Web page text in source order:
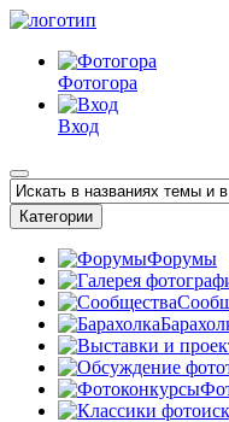
Фотогора
Вход
Категории
Форумы